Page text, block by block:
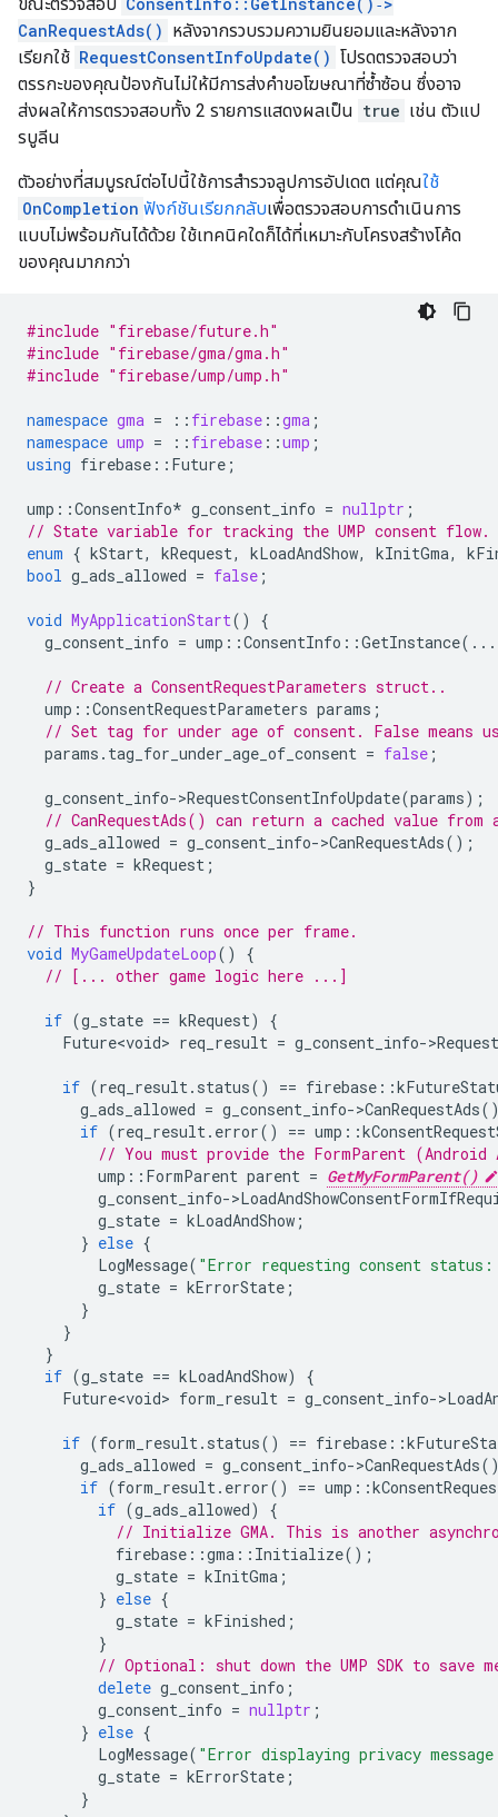
CanRequestAds() หลังจากรวบรวมความยินยอมและหลังจาก
เรียกใช้ RequestConsentInfoUpdate() โปรดตรวจสอบว่า
ตรรกะของคุณป้องกันไม่ให้มีการส่งคำขอโฆษณาที่ซ้ำซ้อน ซึ่งอาจ
ส่งผลให้การตรวจสอบทั้ง 2 รายการแสดงผลเป็น true เช่น ตัวแป
รบูลีน
ตัวอย่างที่สมบูรณ์ต่อไปนี้ใช้การสำรวจลูปการอัปเดต แต่คุณใช้
OnCompletion ฟังก์ชันเรียกกลับเพื่อตรวจสอบการดำเนินการ
แบบไม่พร้อมกันได้ด้วย ใช้เทคนิคใดก็ได้ที่เหมาะกับโครงสร้างโค้ด
ของคุณมากกว่า
#include "firebase/future.h"
#include "firebase/gma/gma.h"
#include "firebase/ump/ump.h"
namespace gma = :: firebase ::gma ;
namespace ump = :: firebase ::ump ;
using firebase :: Future ;
ump ::ConsentInfo* g_consent_info = nullptr ;
// State variable for tracking the UMP consent flow.
enum { kStart, kRequest, kLoadAndShow, kInitGma,
bool g_ads_allowed = false ;
void MyApplicationStart()
{
g_consent_info = ump ::ConsentInfo ::GetInstance
// Create a ConsentRequestParameters struct..
ump ::ConsentRequestParameters params ;
// Set tag for under age of consent. False means
params . tag_for_under_age_of_consent = false ;
g_consent_info->RequestConsentInfoUpdate(params);
// CanRequestAds() can return a cached value
g_ads_allowed = g_consent_info->CanRequestAds();
g_state = kRequest ;
}
// This function runs once per frame.
void MyGameUpdateLoop()
{
// [... other game logic here ...]
if (g_state == kRequest)
{
Future<void> req_result = g_consent_info->
if (req_result. status() == firebase ::
g_ads_allowed = g_consent_info->CanRequestAds
if (req_result. error() == ump ::
// You must provide the FormParent
ump :: FormParent parent = GetMyFormParent()
g_consent_info->
g_state = kLoadAndShow ;
} else {
LogMessage( "Error requesting consent status:
g_state = kErrorState ;
}
}
}
if (g_state == kLoadAndShow)
{
Future<void> form_result = g_consent_info->
if (form_result. status() == firebase ::
g_ads_allowed = g_consent_info->CanRequestAds
if (form_result. error() == ump ::
if (g_ads_allowed)
{
// Initialize GMA. This is another
firebase ::gma :: Initialize();
g_state = kInitGma ;
} else {
g_state = kFinished ;
}
// Optional: shut down the UMP SDK to save
delete g_consent_info ;
g_consent_info = nullptr ;
} else {
LogMessage( "Error displaying privacy
g_state = kErrorState ;
}